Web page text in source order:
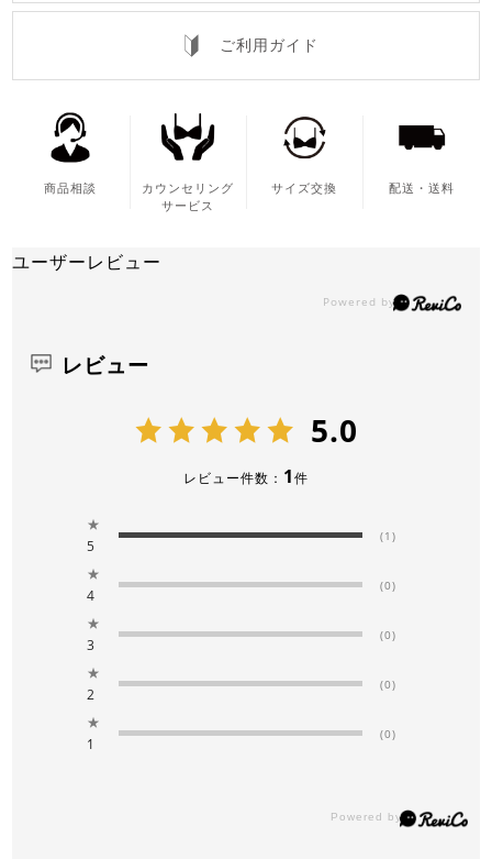
ご利用ガイド
商品相談
カウンセリング
サービス
サイズ交換 配送・送料
ユーザーレビュー
レビュー
5.0
レビュー件数： 1件
★
5
(1)
★
4
(0)
★
3
(0)
★
2
(0)
★
1
(0)